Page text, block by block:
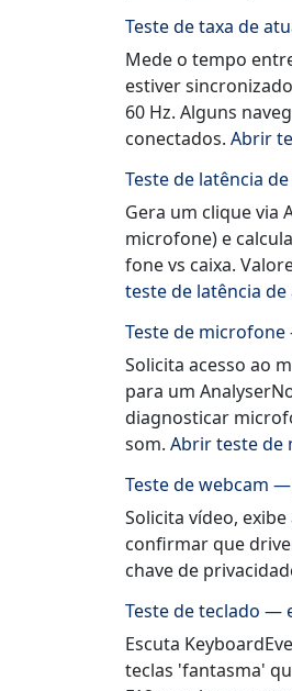
Teste de taxa de
Mede o tempo
estiver
60 Hz. Alguns
conectados. Abrir
Teste de latência
Gera um clique via
microfone) e
fone vs caixa.
teste de latência
Teste de
Solicita acesso ao
para um
diagnosticar
som. Abrir teste
Teste de webcam
Solicita vídeo,
confirmar que
chave de
Teste de teclado —
Escuta
teclas 'fantasma'